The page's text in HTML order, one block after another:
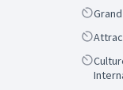
Scope
Scope
Scope
Culture et Actions